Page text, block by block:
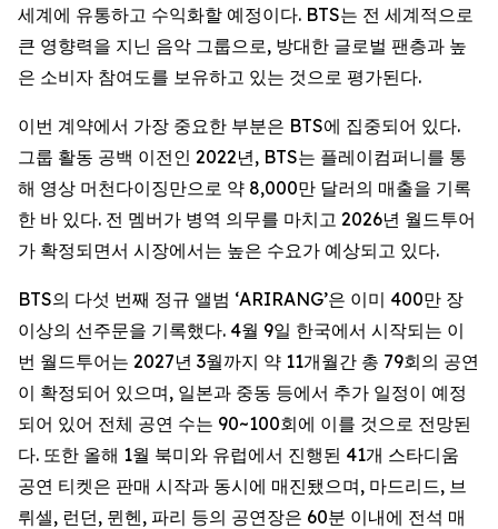
세계에 유통하고 수익화할 예정이다. BTS는 전 세계적으로
큰 영향력을 지닌 음악 그룹으로, 방대한 글로벌 팬층과 높
은 소비자 참여도를 보유하고 있는 것으로 평가된다.
이번 계약에서 가장 중요한 부분은 BTS에 집중되어 있다.
그룹 활동 공백 이전인 2022년, BTS는 플레이컴퍼니를 통
해 영상 머천다이징만으로 약 8,000만 달러의 매출을 기록
한 바 있다. 전 멤버가 병역 의무를 마치고 2026년 월드투어
가 확정되면서 시장에서는 높은 수요가 예상되고 있다.
BTS의 다섯 번째 정규 앨범 ‘ARIRANG’은 이미 400만 장
이상의 선주문을 기록했다. 4월 9일 한국에서 시작되는 이
번 월드투어는 2027년 3월까지 약 11개월간 총 79회의 공연
이 확정되어 있으며, 일본과 중동 등에서 추가 일정이 예정
되어 있어 전체 공연 수는 90~100회에 이를 것으로 전망된
다. 또한 올해 1월 북미와 유럽에서 진행된 41개 스타디움
공연 티켓은 판매 시작과 동시에 매진됐으며, 마드리드, 브
뤼셀, 런던, 뮌헨, 파리 등의 공연장은 60분 이내에 전석 매